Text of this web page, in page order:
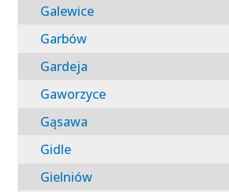
Galewice
Garbów
Gardeja
Gaworzyce
Gąsawa
Gidle
Gielniów